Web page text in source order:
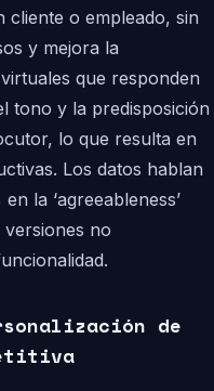
cliente o empleado, sin
y mejora la
que responden
tono y la predisposición
lo que resulta en
Los datos hablan
la ‘agreeableness’
no
de